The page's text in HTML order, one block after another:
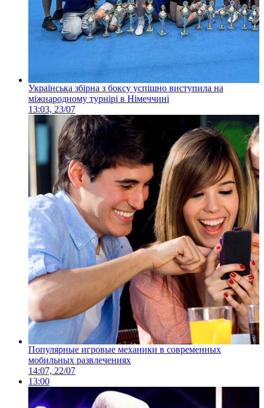
Українська збірна з боксу успішно виступила на
міжнародному турнірі в Німеччині
13:03, 23/07
Популярные игровые механики в современных
мобильных развлечениях
14:07, 22/07
13:00